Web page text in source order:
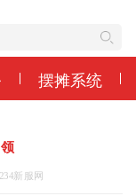
摆摊系统
新服网